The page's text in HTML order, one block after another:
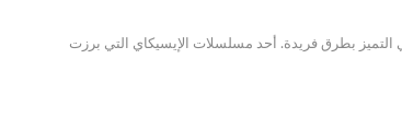
التميز بطرق فريدة. أحد مسلسلات الإيسيكاي التي برزت